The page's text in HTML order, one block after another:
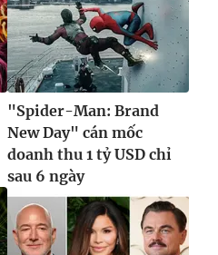
"Spider-Man: Brand
New Day" cán mốc
doanh thu 1 tỷ USD chỉ
sau 6 ngày